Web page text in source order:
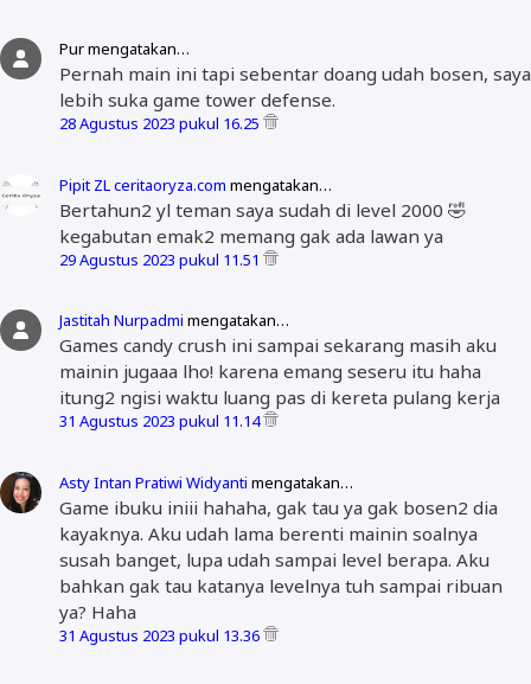
Pur mengatakan…
Pernah main ini tapi sebentar doang udah bosen, saya
lebih suka game tower defense.
28 Agustus 2023 pukul 16.25
Pipit ZL ceritaoryza.com mengatakan…
Bertahun2 yl teman saya sudah di level 2000 🤣
kegabutan emak2 memang gak ada lawan ya
29 Agustus 2023 pukul 11.51
Jastitah Nurpadmi mengatakan…
Games candy crush ini sampai sekarang masih aku
mainin jugaaa lho! karena emang seseru itu haha
itung2 ngisi waktu luang pas di kereta pulang kerja
31 Agustus 2023 pukul 11.14
Asty Intan Pratiwi Widyanti mengatakan…
Game ibuku iniii hahaha, gak tau ya gak bosen2 dia
kayaknya. Aku udah lama berenti mainin soalnya
susah banget, lupa udah sampai level berapa. Aku
bahkan gak tau katanya levelnya tuh sampai ribuan
ya? Haha
31 Agustus 2023 pukul 13.36